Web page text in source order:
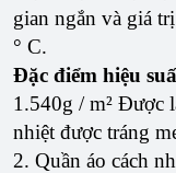
gian ngắn và giá
° C.
Đặc điểm hiệu
1.540g / m² Được
nhiệt được tráng
2. Quần áo cách